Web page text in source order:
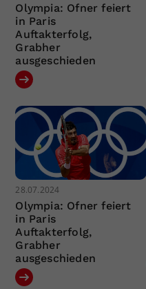
Olympia: Ofner feiert
in Paris
Auftakterfolg,
Grabher
ausgeschieden
28.07.2024
Olympia: Ofner feiert
in Paris
Auftakterfolg,
Grabher
ausgeschieden